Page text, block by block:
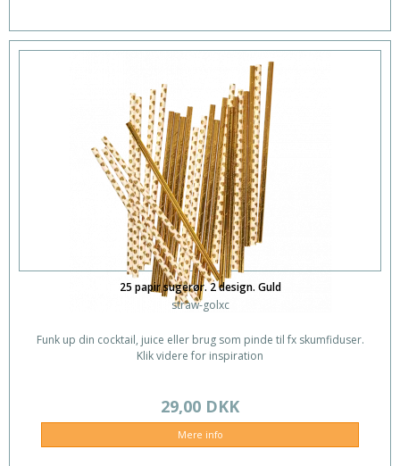
25 papir sugerør. 2 design. Guld
straw-golxc
Funk up din cocktail, juice eller brug som pinde til fx skumfiduser.
Klik videre for inspiration
29,00 DKK
Mere info